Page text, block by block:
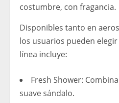
costumbre, con fragancia.
Disponibles tanto en
los usuarios pueden
línea incluye:
Fresh Shower:
suave sándalo.